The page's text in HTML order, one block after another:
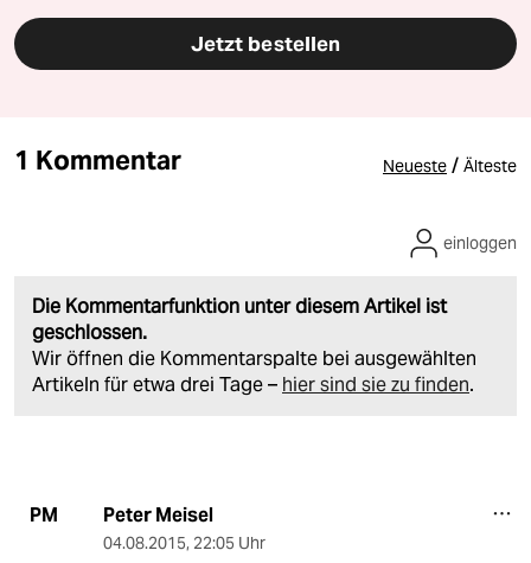
Jetzt bestellen
1 Kommentar Neueste / Älteste
Die Kommentarfunktion unter diesem Artikel ist
geschlossen.
Wir öffnen die Kommentarspalte bei ausgewählten
Artikeln für etwa drei Tage – hier sind sie zu finden.
einloggen
PM Peter Meisel
04.08.2015, 22:05 Uhr